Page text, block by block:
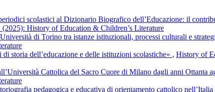
scolastici al Dizionario Biografico dell’Educazione: il
History of Education & Children’s Literature
di Torino tra istanze istituzionali, processi culturali e
storia dell’educazione e delle istituzioni scolastiche» , History of
Cattolica del Sacro Cuore di Milano dagli anni Ottanta
pedagogica e educativa di orientamento cattolico